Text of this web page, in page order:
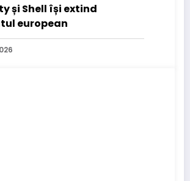
și Shell își extind
european